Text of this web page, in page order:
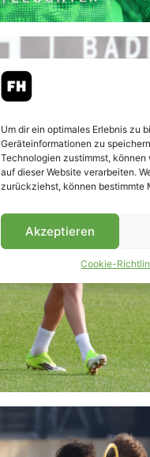
Um dir ein optimales Erlebnis zu
Geräteinformationen zu
Technologien zustimmst,
auf dieser Website verarbeiten.
zurückziehst, können bestimmte
Akzeptieren
Cookie-